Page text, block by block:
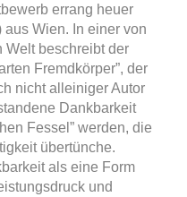
errang heuer
Wien. In einer von
Welt beschreibt der
Fremdkörper”, der
nicht alleiniger Autor
Dankbarkeit
Fessel” werden, die
übertünche.
als eine Form
und